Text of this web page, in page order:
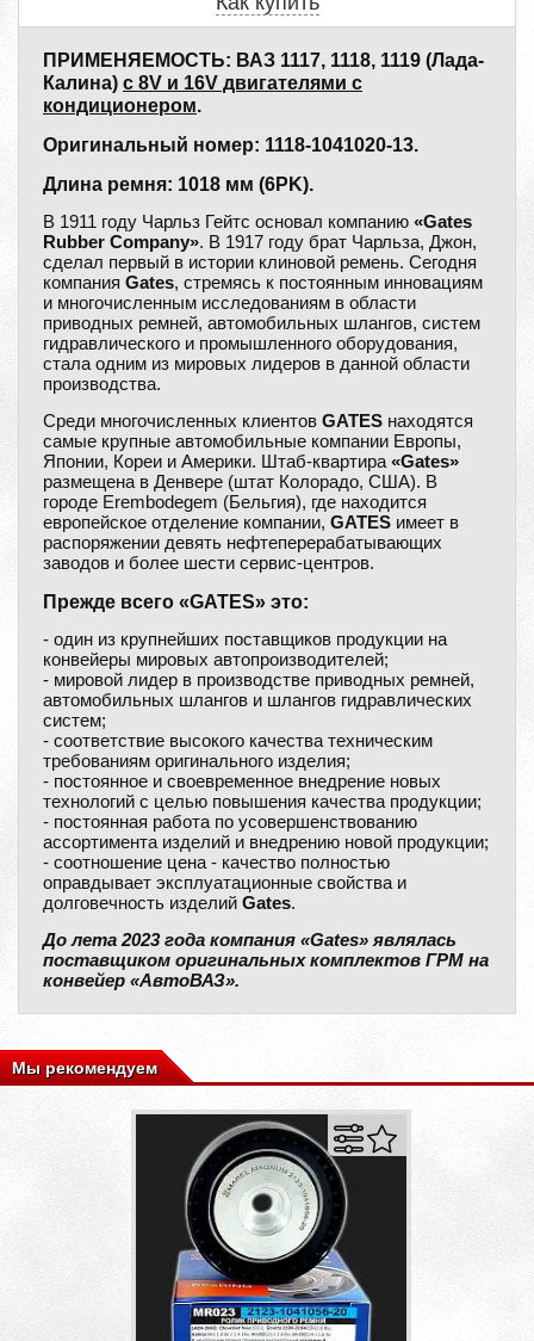
ПРИМЕНЯЕМОСТЬ: ВАЗ 1117, 1118, 1119 (Лада-
Калина) с 8V и 16V двигателями c
кондиционером.
Оригинальный номер: 1118-1041020-13.
Длина ремня: 1018 мм (6PK).
В 1911 году Чарльз Гейтс основал компанию «Gates
Rubber Company». В 1917 году брат Чарльза, Джон,
сделал первый в истории клиновой ремень. Сегодня
компания Gates, стремясь к постоянным инновациям
и многочисленным исследованиям в области
приводных ремней, автомобильных шлангов, систем
гидравлического и промышленного оборудования,
стала одним из мировых лидеров в данной области
производства.
Среди многочисленных клиентов GATES находятся
самые крупные автомобильные компании Европы,
Японии, Кореи и Америки. Штаб-квартира «Gates»
размещена в Денвере (штат Колорадо, США). В
городе Erembodegem (Бельгия), где находится
европейское отделение компании, GATES имеет в
распоряжении девять нефтеперерабатывающих
заводов и более шести сервис-центров.
Прежде всего «GATES» это:
- один из крупнейших поставщиков продукции на
конвейеры мировых автопроизводителей;
- мировой лидер в производстве приводных ремней,
автомобильных шлангов и шлангов гидравлических
систем;
- соответствие высокого качества техническим
требованиям оригинального изделия;
- постоянное и своевременное внедрение новых
технологий с целью повышения качества продукции;
- постоянная работа по усовершенствованию
ассортимента изделий и внедрению новой продукции;
- соотношение цена - качество полностью
оправдывает эксплуатационные свойства и
долговечность изделий Gates.
До лета 2023 года компания «Gates» являлась
поставщиком оригинальных комплектов ГРМ на
конвейер «АвтоВАЗ».
Мы рекомендуем